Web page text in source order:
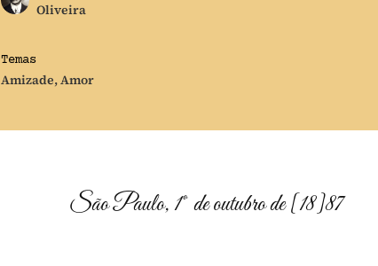
Oliveira
Temas
Amizade,Amor
São Paulo, 1º de outubro de [18]87